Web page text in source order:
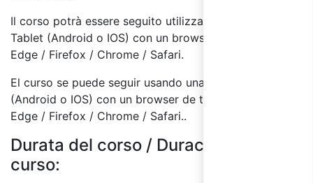
Il corso potrà essere seguito utilizzando un PC o
Tablet (Android o IOS) con un browser a scelta tra:
Edge / Firefox / Chrome / Safari.
El curso se puede seguir usando una PC o Tablet
(Android o IOS) con un browser de tu elección entre:
Edge / Firefox / Chrome / Safari..
Durata del corso / Duración del
curso: